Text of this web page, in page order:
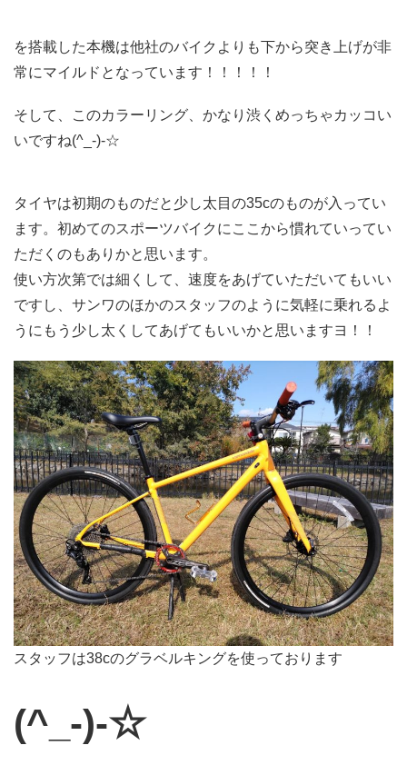
を搭載した本機は他社のバイクよりも下から突き上げが非
常にマイルドとなっています！！！！！
そして、このカラーリング、かなり渋くめっちゃカッコい
いですね(^_-)-☆
タイヤは初期のものだと少し太目の35cのものが入ってい
ます。初めてのスポーツバイクにここから慣れていってい
ただくのもありかと思います。
使い方次第では細くして、速度をあげていただいてもいい
ですし、サンワのほかのスタッフのように気軽に乗れるよ
うにもう少し太くしてあげてもいいかと思いますヨ！！
スタッフは38cのグラベルキングを使っております
(^_-)-☆